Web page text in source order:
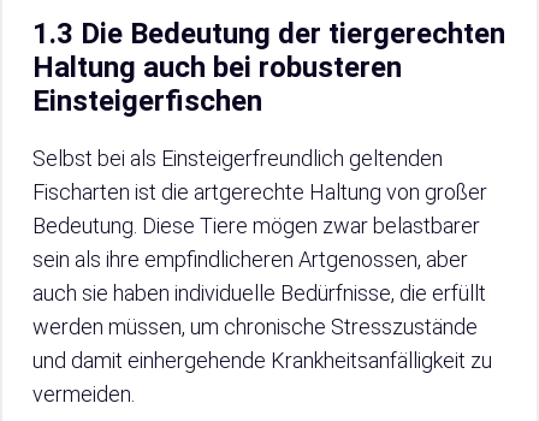
1.3 Die Bedeutung der tiergerechten
Haltung auch bei robusteren
Einsteigerfischen
Selbst bei als Einsteigerfreundlich geltenden
Fischarten ist die artgerechte Haltung von großer
Bedeutung. Diese Tiere mögen zwar belastbarer
sein als ihre empfindlicheren Artgenossen, aber
auch sie haben individuelle Bedürfnisse, die erfüllt
werden müssen, um chronische Stresszustände
und damit einhergehende Krankheitsanfälligkeit zu
vermeiden.